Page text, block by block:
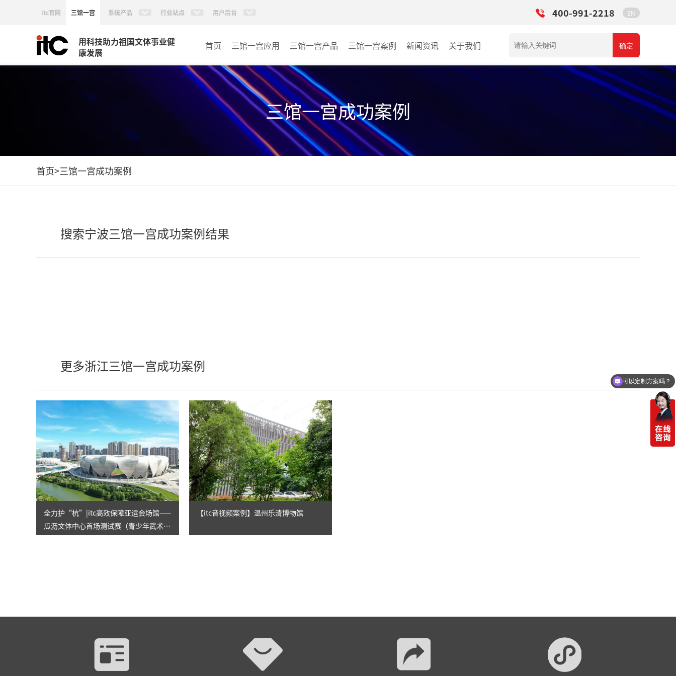
itc官网 三馆一宫 系统产品 行业站点 用户后台 400-991-2218 EN
用科技助力祖国文体事业健
康发展
首页 三馆一宫应用 三馆一宫产品
AI智慧视频会议系统
AI智慧会议平板
视频会议配件
AI智慧会议平板itchub
数字化会议设备
同声传译系列
AI智慧无纸化会议系统
AI智慧演易通软件
AI智慧语音转写系统
AI智慧录播系统
庭审录播
三馆一宫案例
博物馆
图书馆
青少年宫
新闻资讯 关于我们 确定
三馆一宫成功案例
首页>三馆一宫成功案例
搜索宁波三馆一宫成功案例结果
更多浙江三馆一宫成功案例
全力护“杭”|itc高效保障亚运会场馆——
瓜沥文体中心首场测试赛（青少年武术锦
【itc音视频案例】温州乐清博物馆
可以定制方案吗？